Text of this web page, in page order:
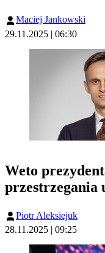
Maciej Jankowski
29.11.2025 | 06:30
Weto
przestrzegania
Piotr Aleksiejuk
28.11.2025 | 09:25